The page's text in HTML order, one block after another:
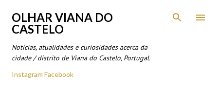
Avançar para o conteúdo principal
OLHAR VIANA DO
CASTELO
Notícias, atualidades e curiosidades acerca da
cidade / distrito de Viana do Castelo, Portugal.
Instagram Facebook